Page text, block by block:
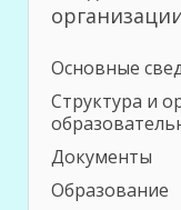
Основные
Структура и
Документы
Образование